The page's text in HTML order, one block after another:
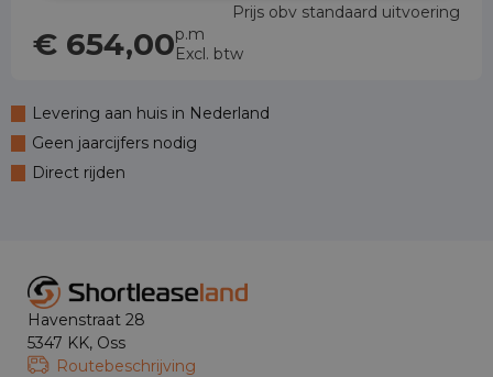
Prijs obv standaard uitvoering
€ 654,00p.m
Excl. btw
Levering aan huis in Nederland
Geen jaarcijfers nodig
Direct rijden
Havenstraat 28
5347 KK, Oss
Routebeschrijving